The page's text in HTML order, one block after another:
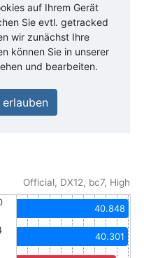
auf Ihrem Gerät
Sie evtl. getracked
wir zunächst Ihre
können Sie in unserer
und bearbeiten.
Official, DX12, bc7, High
40.848
40.301